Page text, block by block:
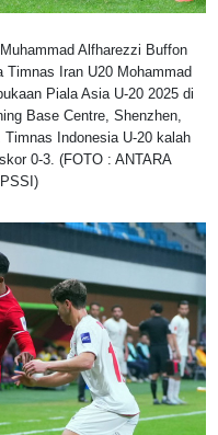
Alfharezzi Buffon
Timnas Iran U20 Mohammad
Piala Asia U-20 2025 di
Base Centre, Shenzhen,
Indonesia U-20 kalah
0-3. (FOTO : ANTARA